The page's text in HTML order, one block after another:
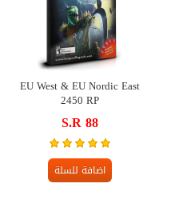
EU West & EU Nordic East
2450 RP
S.R 88
اضافة للسلة